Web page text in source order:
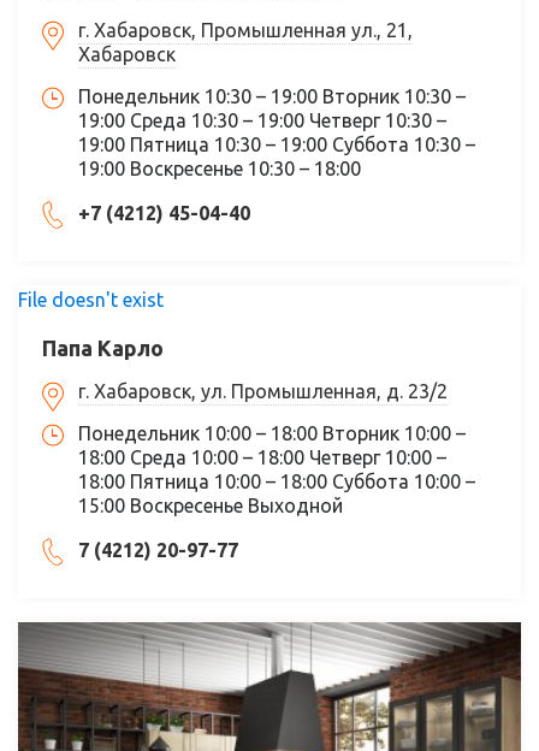
г. Хабаровск, Промышленная ул., 21,
Хабаровск
Понедельник 10:30 – 19:00 Вторник 10:30 –
19:00 Среда 10:30 – 19:00 Четверг 10:30 –
19:00 Пятница 10:30 – 19:00 Суббота 10:30 –
19:00 Воскресенье 10:30 – 18:00
+7 (4212) 45-04-40
File doesn't exist
Папа Карло
г. Хабаровск, ул. Промышленная, д. 23/2
Понедельник 10:00 – 18:00 Вторник 10:00 –
18:00 Среда 10:00 – 18:00 Четверг 10:00 –
18:00 Пятница 10:00 – 18:00 Суббота 10:00 –
15:00 Воскресенье Выходной
7 (4212) 20-97-77